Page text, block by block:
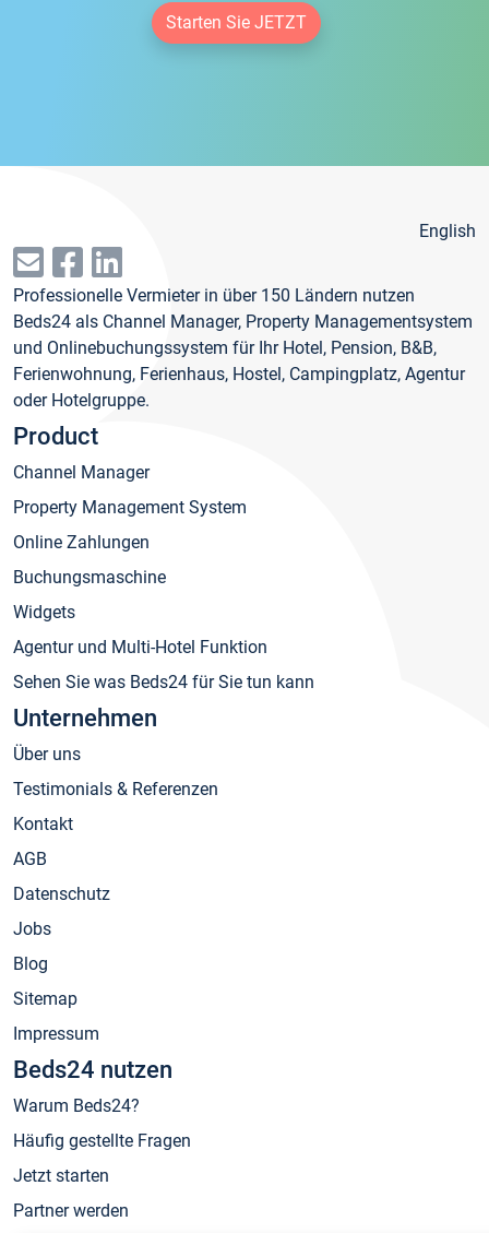
Starten Sie JETZT
English
Professionelle Vermieter in über 150 Ländern nutzen
Beds24 als Channel Manager, Property Managementsystem
und Onlinebuchungssystem für Ihr Hotel, Pension, B&B,
Ferienwohnung, Ferienhaus, Hostel, Campingplatz, Agentur
oder Hotelgruppe.
Product
Channel Manager
Property Management System
Online Zahlungen
Buchungsmaschine
Widgets
Agentur und Multi-Hotel Funktion
Sehen Sie was Beds24 für Sie tun kann
Unternehmen
Über uns
Testimonials & Referenzen
Kontakt
AGB
Datenschutz
Jobs
Blog
Sitemap
Impressum
Beds24 nutzen
Warum Beds24?
Häufig gestellte Fragen
Jetzt starten
Partner werden